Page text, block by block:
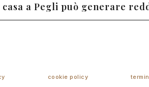
casa a Pegli può generare
cookie policy